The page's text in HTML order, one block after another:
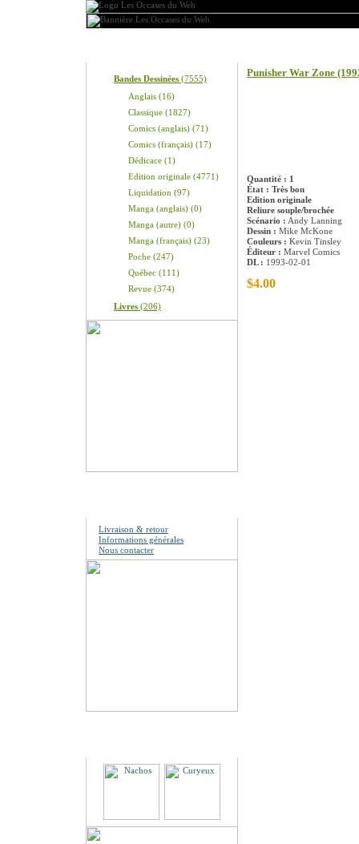
Bandes Dessinées (7555)
Anglais (16)
Classique (1827)
Comics (anglais) (71)
Comics (français) (17)
Dédicace (1)
Edition originale (4771)
Liquidation (97)
Manga (anglais) (0)
Manga (autre) (0)
Manga (français) (23)
Poche (247)
Québec (111)
Revue (374)
Livres (206)
Livraison & retour
Informations générales
Nous contacter
Punisher War Zone
Quantité : 1
État : Très bon
Edition originale
Reliure souple/brochée
Scénario : Andy Lanning
Dessin : Mike McKone
Couleurs : Kevin Tinsley
Éditeur : Marvel Comics
DL : 1993-02-01
$4.00